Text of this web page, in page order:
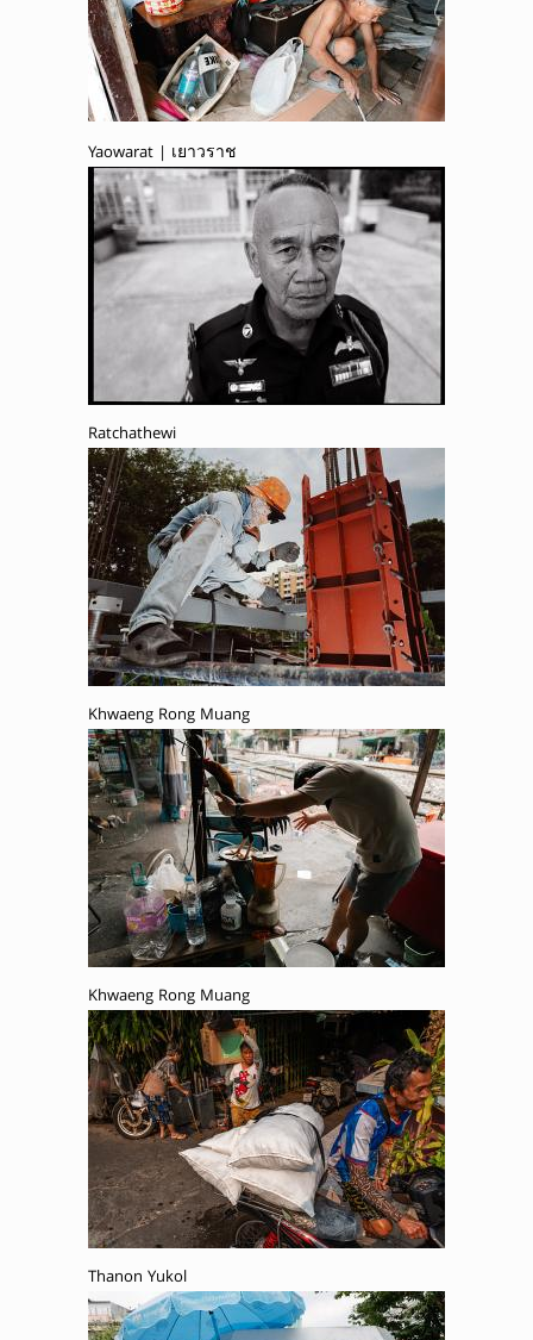
Yaowarat | เยาวราช
Ratchathewi
Khwaeng Rong Muang
Khwaeng Rong Muang
Thanon Yukol